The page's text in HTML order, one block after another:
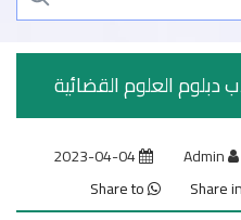
دبلوم العلوم القضائية